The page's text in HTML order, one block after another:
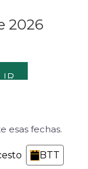
2026
esas fechas.
BTT